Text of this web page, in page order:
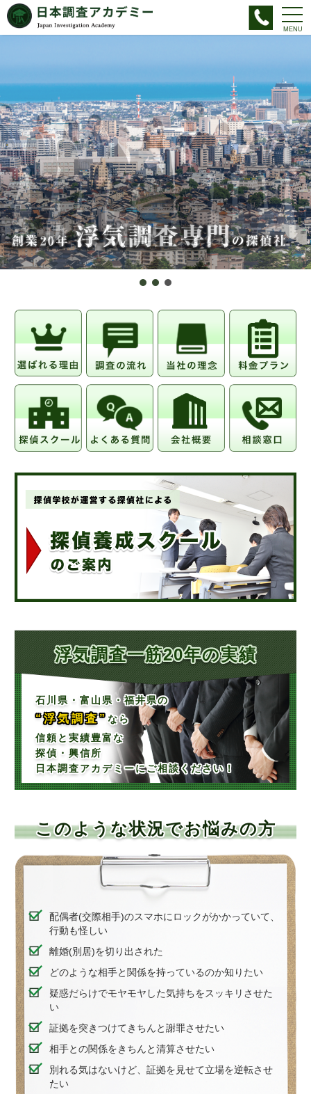
浮気調査一筋20年の実績
石川県・富山県・福井県の
“浮気調査”なら
信頼と実績豊富な
探偵・興信所
日本調査アカデミーにご相談ください！
このような状況でお悩みの方
配偶者(交際相手)のスマホにロックがかかっていて、
行動も怪しい
離婚(別居)を切り出された
どのような相手と関係を持っているのか知りたい
疑惑だらけでモヤモヤした気持ちをスッキリさせた
い
証拠を突きつけてきちんと謝罪させたい
相手との関係をきちんと清算させたい
別れる気はないけど、証拠を見せて立場を逆転させ
たい